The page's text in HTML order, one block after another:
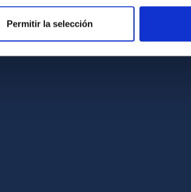
Permitir la selección